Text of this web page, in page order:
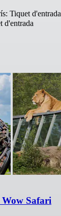
Tiquet d'entrada
d'entrada
Safari